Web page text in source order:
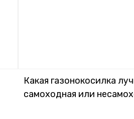
Какая газонокосилка
самоходная или